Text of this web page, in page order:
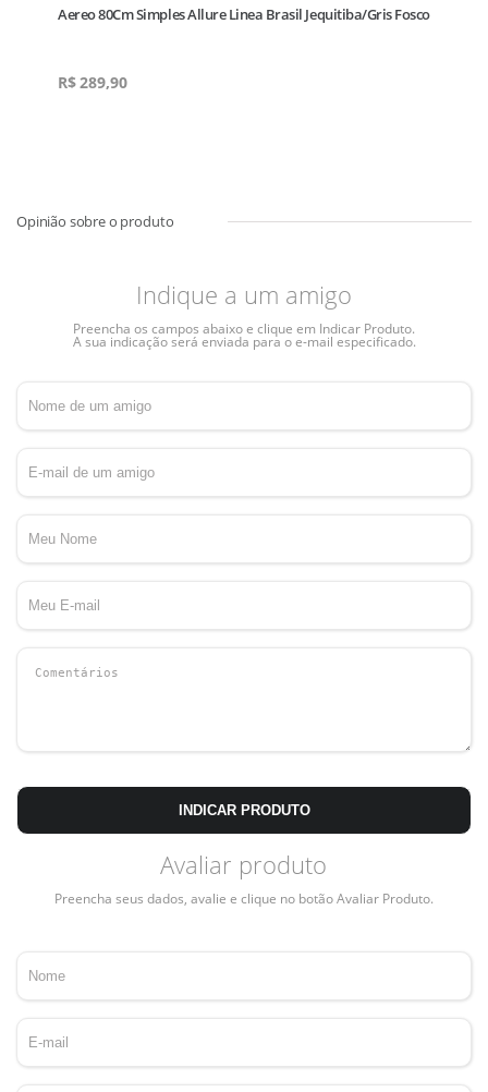
Aereo 80Cm Simples Allure Linea Brasil Jequitiba/Gris Fosco
R$289,90
Indique a um amigo
Preencha os campos abaixo e clique em Indicar Produto.
A sua indicação será enviada para o e-mail especificado.
INDICAR PRODUTO
Avaliar produto
Preencha seus dados, avalie e clique no botão Avaliar Produto.